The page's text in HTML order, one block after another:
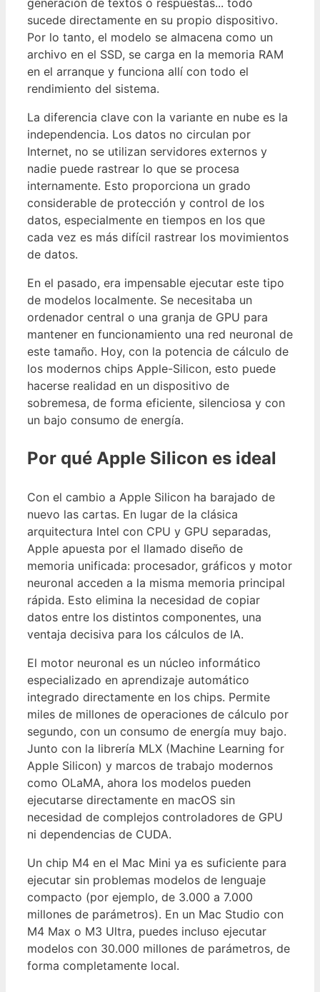
sucede directamente en su propio dispositivo.
Por lo tanto, el modelo se almacena como un
archivo en el SSD, se carga en la memoria RAM
en el arranque y funciona allí con todo el
rendimiento del sistema.
La diferencia clave con la variante en nube es la
independencia. Los datos no circulan por
Internet, no se utilizan servidores externos y
nadie puede rastrear lo que se procesa
internamente. Esto proporciona un grado
considerable de protección y control de los
datos, especialmente en tiempos en los que
cada vez es más difícil rastrear los movimientos
de datos.
En el pasado, era impensable ejecutar este tipo
de modelos localmente. Se necesitaba un
ordenador central o una granja de GPU para
mantener en funcionamiento una red neuronal de
este tamaño. Hoy, con la potencia de cálculo de
los modernos chips Apple-Silicon, esto puede
hacerse realidad en un dispositivo de
sobremesa, de forma eficiente, silenciosa y con
un bajo consumo de energía.
Por qué Apple Silicon es ideal
Con el cambio a Apple Silicon ha barajado de
nuevo las cartas. En lugar de la clásica
arquitectura Intel con CPU y GPU separadas,
Apple apuesta por el llamado diseño de
memoria unificada: procesador, gráficos y motor
neuronal acceden a la misma memoria principal
rápida. Esto elimina la necesidad de copiar
datos entre los distintos componentes, una
ventaja decisiva para los cálculos de IA.
El motor neuronal es un núcleo informático
especializado en aprendizaje automático
integrado directamente en los chips. Permite
miles de millones de operaciones de cálculo por
segundo, con un consumo de energía muy bajo.
Junto con la librería MLX (Machine Learning for
Apple Silicon) y marcos de trabajo modernos
como OLaMA, ahora los modelos pueden
ejecutarse directamente en macOS sin
necesidad de complejos controladores de GPU
ni dependencias de CUDA.
Un chip M4 en el Mac Mini ya es suficiente para
ejecutar sin problemas modelos de lenguaje
compacto (por ejemplo, de 3.000 a 7.000
millones de parámetros). En un Mac Studio con
M4 Max o M3 Ultra, puedes incluso ejecutar
modelos con 30.000 millones de parámetros, de
forma completamente local.